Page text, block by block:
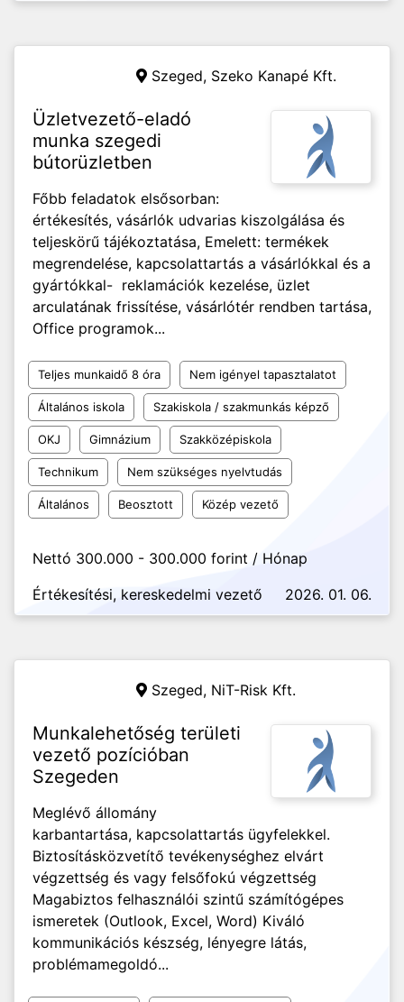
Szeged, Szeko Kanapé Kft.
Üzletvezető-eladó
munka szegedi
bútorüzletben
Főbb feladatok elsősorban:
értékesítés, vásárlók udvarias kiszolgálása és
teljeskörű tájékoztatása, Emelett: termékek
megrendelése, kapcsolattartás a vásárlókkal és a
gyártókkal- reklamációk kezelése, üzlet
arculatának frissítése, vásárlótér rendben tartása,
Office programok...
Teljes munkaidő 8 óra Nem igényel tapasztalatot
Általános iskola Szakiskola / szakmunkás képző
OKJ Gimnázium Szakközépiskola
Technikum Nem szükséges nyelvtudás
Általános Beosztott Közép vezető
Nettó 300.000 - 300.000 forint / Hónap
Értékesítési, kereskedelmi vezető
2026. 01. 06.
Szeged, NiT-Risk Kft.
Munkalehetőség területi
vezető pozícióban
Szegeden
Meglévő állomány
karbantartása, kapcsolattartás ügyfelekkel.
Biztosításközvetítő tevékenységhez elvárt
végzettség és vagy felsőfokú végzettség
Magabiztos felhasználói szintű számítógépes
ismeretek (Outlook, Excel, Word) Kiváló
kommunikációs készség, lényegre látás,
problémamegoldó...